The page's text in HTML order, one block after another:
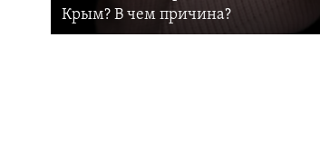
Крым? В чем причина?